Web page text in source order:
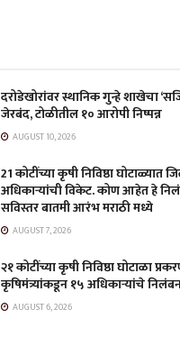
दरोडेखोरांवर स्थानिक गुन्हे शाखेचा
जेरबंद, टोळीतील १० आरोपी निष्पन्न
AUGUST 10, 2026
21 कोटींच्या कृषी निविष्ठा घोटाळ्यात
अधिकाऱ्यांची विकेट. कोण आहेत हे
सविस्तर बातमी आरंभ मराठी मध्ये
AUGUST 7, 2026
२१ कोटींच्या कृषी निविष्ठा घोटाळा
कृषिमंत्र्यांकडून १५ अधिकाऱ्यांचे
AUGUST 6, 2026